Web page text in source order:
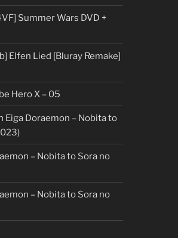
Summer Wars DVD +
Elfen Lied [Bluray Remake]
Hero X – 05
Eiga Doraemon – Nobita to
– Nobita to Sora no
– Nobita to Sora no